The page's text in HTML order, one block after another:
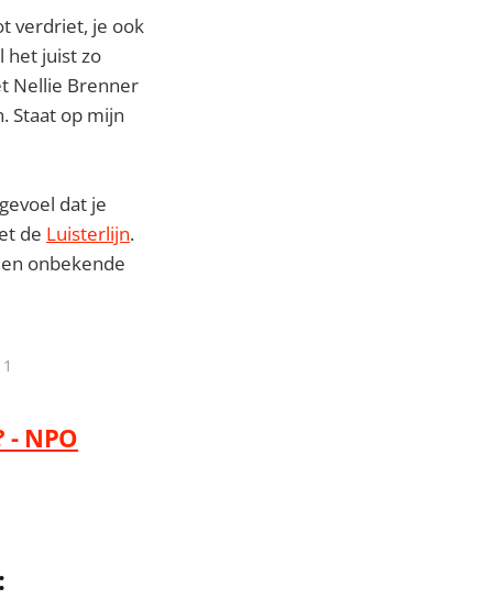
verdriet, je ook
het juist zo
Nellie Brenner
Staat op mijn
dat je
de Luisterlijn.
onbekende
NPO